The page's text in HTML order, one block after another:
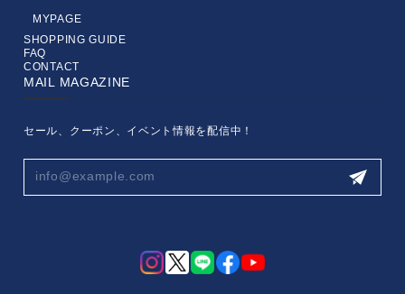
MYPAGE
SHOPPING GUIDE
FAQ
CONTACT
MAIL MAGAZINE
セール、クーポン、イベント情報を配信中！